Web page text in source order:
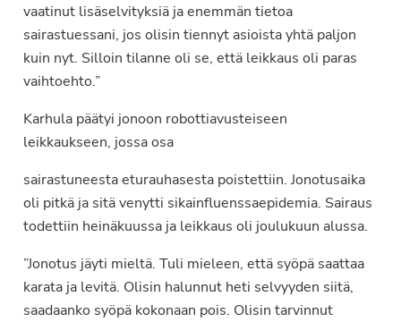
vaatinut lisäselvityksiä ja enemmän tietoa
sairastuessani, jos olisin tiennyt asioista yhtä paljon
kuin nyt. Silloin tilanne oli se, että leikkaus oli paras
vaihtoehto.”
Karhula päätyi jonoon robottiavusteiseen
leikkaukseen, jossa osa
sairastuneesta eturauhasesta poistettiin. Jonotusaika
oli pitkä ja sitä venytti sikainfluenssaepidemia. Sairaus
todettiin heinäkuussa ja leikkaus oli joulukuun alussa.
”Jonotus jäyti mieltä. Tuli mieleen, että syöpä saattaa
karata ja levitä. Olisin halunnut heti selvyyden siitä,
saadaanko syöpä kokonaan pois. Olisin tarvinnut